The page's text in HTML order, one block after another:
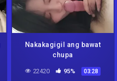
Nakakagigil ang bawat
chupa
22420 95% 03:28